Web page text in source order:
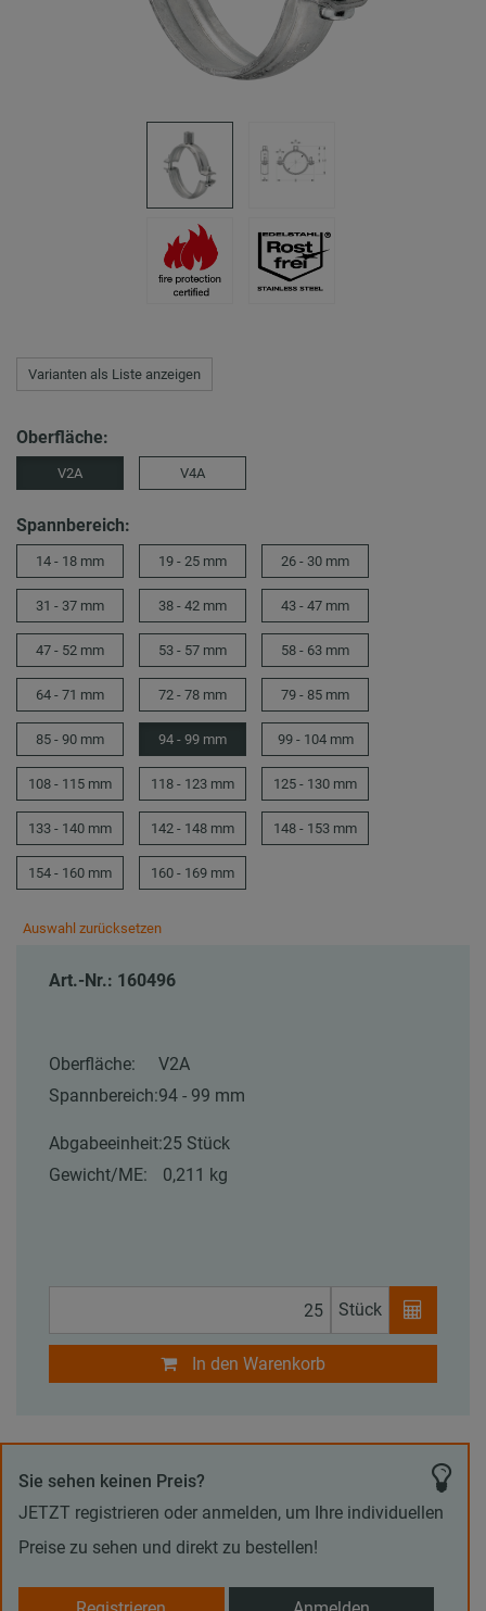
Varianten als Liste anzeigen
Oberfläche:
V2A V4A
Spannbereich:
14 - 18 mm 19 - 25 mm 26 - 30 mm
31 - 37 mm 38 - 42 mm 43 - 47 mm
47 - 52 mm 53 - 57 mm 58 - 63 mm
64 - 71 mm 72 - 78 mm 79 - 85 mm
85 - 90 mm 94 - 99 mm 99 - 104 mm
108 - 115 mm 118 - 123 mm 125 - 130 mm
133 - 140 mm 142 - 148 mm 148 - 153 mm
154 - 160 mm 160 - 169 mm
Auswahl zurücksetzen
Art.-Nr.: 160496
Oberfläche:
V2A
Spannbereich:94 - 99 mm
Abgabeeinheit:25 Stück
Gewicht/ME:
0,211 kg
Stück
In den Warenkorb
Sie sehen keinen Preis?
JETZT registrieren oder anmelden, um Ihre individuellen
Preise zu sehen und direkt zu bestellen!